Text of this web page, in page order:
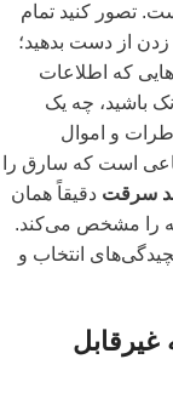
تصور کنید تمام
از دست بدهید؛
که اطلاعات
باشید، چه یک
و اموال
است که سارق را
سرقت دقیقاً همان
را مشخص می‌کند.
انتخاب و